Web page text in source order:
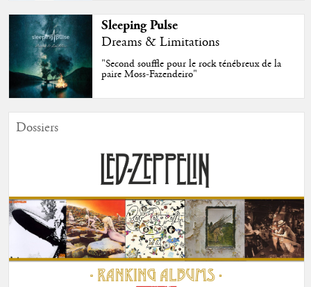
Sleeping Pulse
Dreams & Limitations
"Second souffle pour le rock ténébreux de la
paire Moss-Fazendeiro"
Dossiers